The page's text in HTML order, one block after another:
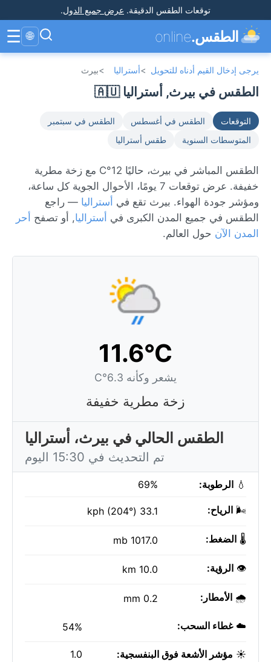
توقعات الطقس الدقيقة. عرض جميع الدول.
الطقس.online
🌐
☰
يرجى إدخال القيم أدناه للتحويل >أستراليا >بيرث
الطقس في بيرث, أستراليا 🇦🇺
التوقعات الطقس في أغسطس
الطقس في سبتمبر
المتوسطات السنوية
طقس أستراليا
الطقس المباشر في بيرث، حاليًا 12°C مع زخة مطرية
خفيفة. عرض توقعات 7 يومًا، الأحوال الجوية كل ساعة،
ومؤشر جودة الهواء. بيرث تقع في أستراليا — راجع
الطقس في جميع المدن الكبرى في أستراليا, أو تصفح أحر
المدن الآن حول العالم.
11.6°C
يشعر وكأنه 6.3°C
زخة مطرية خفيفة
الطقس الحالي في بيرث، أستراليا
تم التحديث في 15:30 اليوم
💧 الرطوبة: 69%
🌬️ الرياح: 33.1 kph (204°)
🌡️ الضغط: 1017.0 mb
👁️ الرؤية: 10.0 km
🌧️ الأمطار: 0.2 mm
☁️غطاء السحب: 54%
☀️ مؤشر الأشعة فوق البنفسجية: 1.0